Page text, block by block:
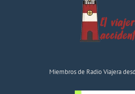
Miembros de Radio Viajera